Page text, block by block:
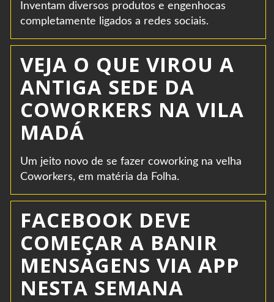
Inventam diversos produtos e engenhocas
completamente ligados a redes sociais.
VEJA O QUE VIROU A
ANTIGA SEDE DA
COWORKERS NA VILA
MADÁ
Um jeito novo de se fazer coworking na velha
Coworkers, em matéria da Folha.
FACEBOOK DEVE
COMEÇAR A BANIR
MENSAGENS VIA APP
NESTA SEMANA